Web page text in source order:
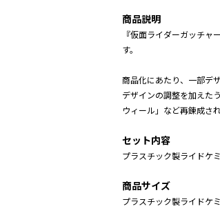
商品説明
『仮面ライダーガッチ
す。
商品化にあたり、一部デ
デザインの調整を加えた
ウィール」など再錬成さ
セット内容
プラスチック製ライドケ
商品サイズ
プラスチック製ライド